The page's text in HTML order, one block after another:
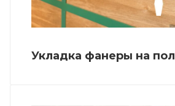
Укладка фанеры на пол